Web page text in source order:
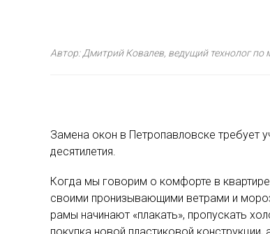
Автор: Дмитрий Ковалев, ведущий технолог по
Замена окон в Петропавловске требует
десятилетия.
Когда мы говорим о комфорте в
своими пронизывающими ветрами и
рамы начинают «плакать», пропускать